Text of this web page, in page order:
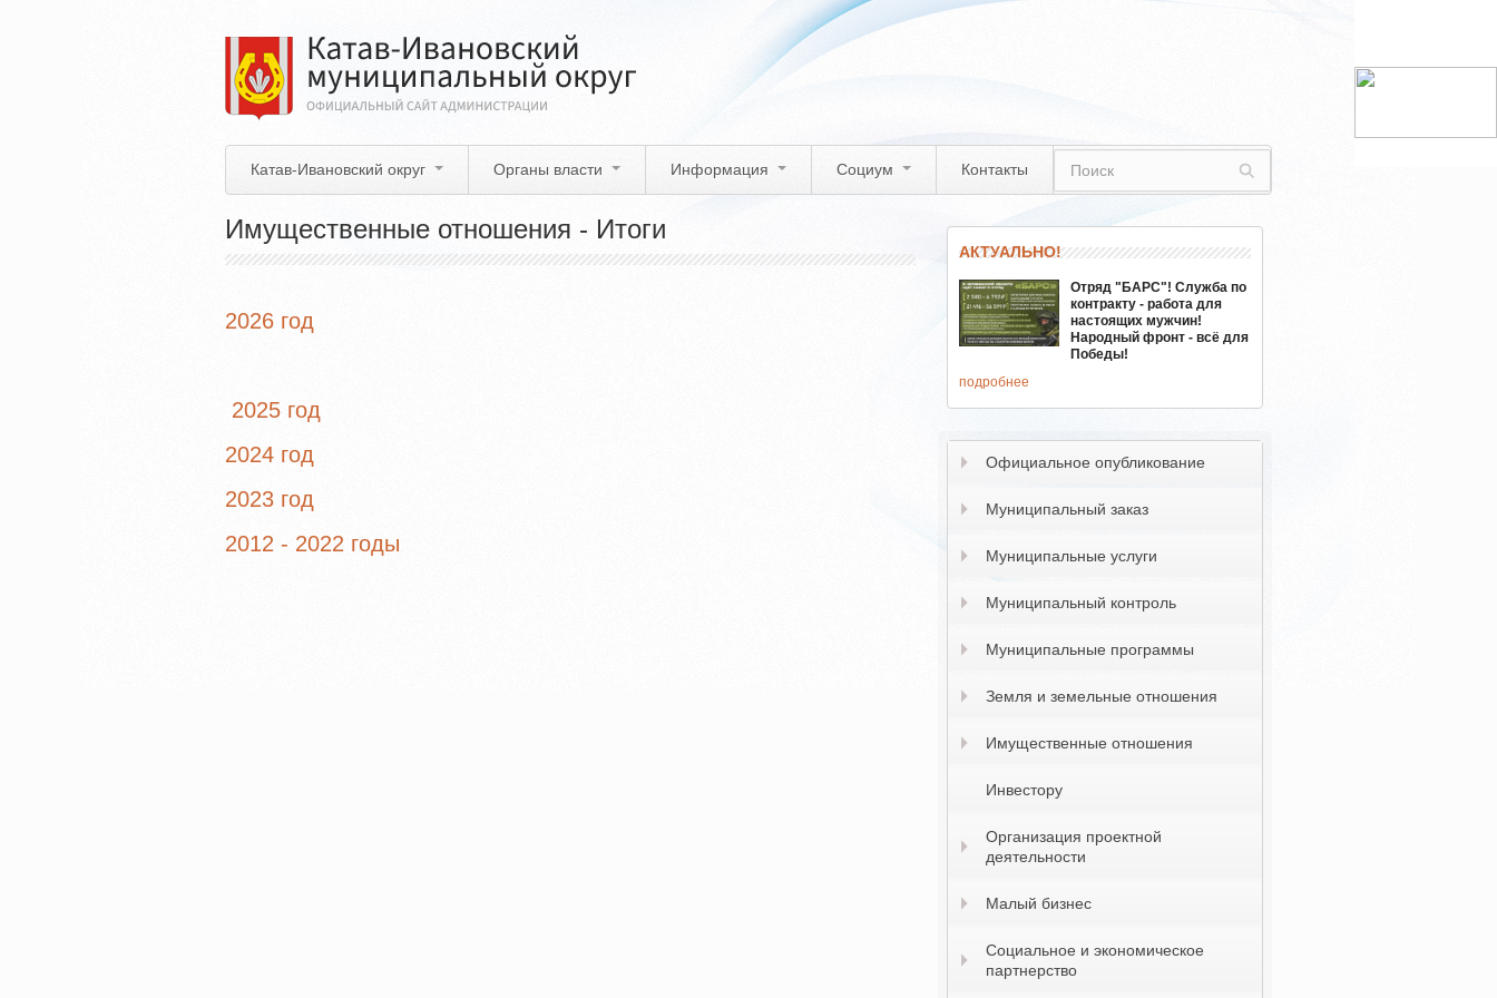
Катав-Ивановский округ Органы власти Информация Социум Контакты
Имущественные отношения - Итоги
2026 год
2025 год
2024 год
2023 год
2012 - 2022 годы
АКТУАЛЬНО!
Отряд "БАРС"! Служба по
контракту - работа для
настоящих мужчин!
Народный фронт - всё для
Победы!
подробнее
Официальное опубликование
Муниципальный заказ
Муниципальные услуги
Муниципальный контроль
Муниципальные программы
Земля и земельные отношения
Имущественные отношения
Инвестору
Организация проектной
деятельности
Малый бизнес
Социальное и экономическое
партнерство